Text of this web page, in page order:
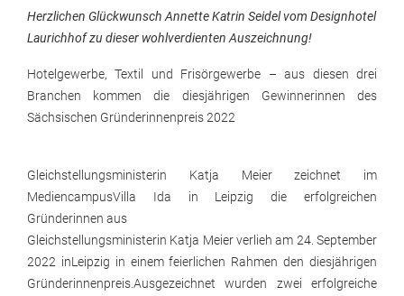
Herzlichen Glückwunsch Annette Katrin Seidel vom Designhotel
Laurichhof zu dieser wohlverdienten Auszeichnung!
Hotelgewerbe, Textil und Frisörgewerbe – aus diesen drei
Branchen kommen die diesjährigen Gewinnerinnen des
Sächsischen Gründerinnenpreis 2022
Gleichstellungsministerin Katja Meier zeichnet im
MediencampusVilla Ida in Leipzig die erfolgreichen
Gründerinnen aus
Gleichstellungsministerin Katja Meier verlieh am 24. September
2022 inLeipzig in einem feierlichen Rahmen den diesjährigen
Gründerinnenpreis.Ausgezeichnet wurden zwei erfolgreiche